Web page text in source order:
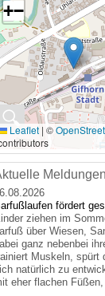
🔍
+−
Leaflet | ©
Meldungen
fördert
ziehen im
über Wiesen,
ganz nebenbei
Muskeln, spürt
natürlich zu
eher flachen